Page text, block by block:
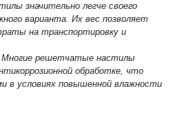
значительно легче своего
варианта. Их вес позволяет
на транспортировку и
Многие решетчатые настилы
обработке, что
в условиях повышенной влажности